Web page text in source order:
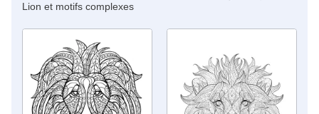
Lion et motifs complexes